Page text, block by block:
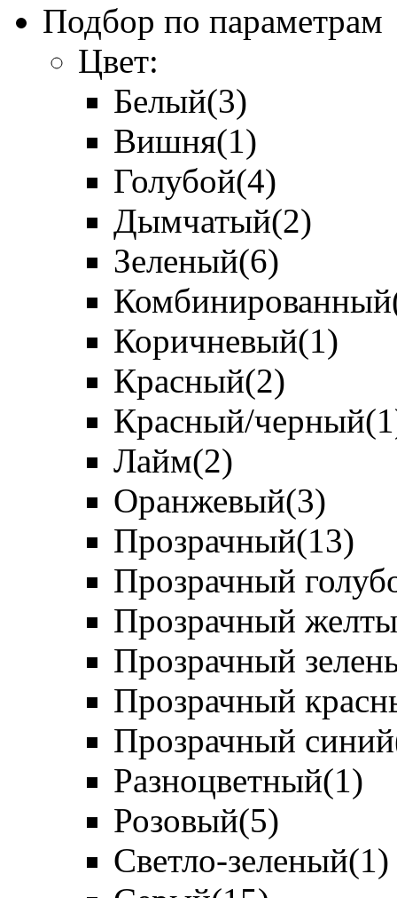
Подбор по параметрам
Цвет:
Белый(3)
Вишня(1)
Голубой(4)
Дымчатый(2)
Зеленый(6)
Комбинированный
Коричневый(1)
Красный(2)
Красный/черный
Лайм(2)
Оранжевый(3)
Прозрачный(13)
Прозрачный
Прозрачный
Прозрачный
Прозрачный
Прозрачный синий
Разноцветный(1)
Розовый(5)
Светло-зеленый(1)